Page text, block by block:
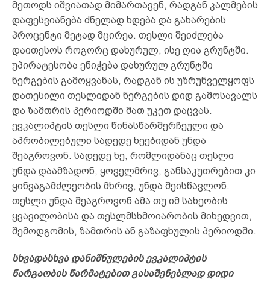
მეთოდს იშვიათად მიმართავენ, რადგან კალმების
დაფესვიანება ძნელად ხდება და გახარების
პროცენტი მეტად მცირეა. თესლი შეიძლება
დაითესოს როგორც დახურულ, ისე ღია გრუნტში.
უპირატესობა ენიჭება დახურულ გრუნტში
ნერგების გამოყვანას, რადგან ის უზრუნველყოფს
დათესილი თესლიდან ნერგების დიდ გამოსავალს
და ზამთრის პერიოდში მათ უკეთ დაცვას.
ევკალიპტის თესლი წინასწარშერჩეული და
აპრობილებული სადედე ხეებიდან უნდა
შეაგროვონ. სადედე ხე, რომლიდანაც თესლი
უნდა დაამზადონ, ყოველმრივ, განსაკუთრებით კი
ყინვაგამძლეობის მხრივ, უნდა შეისწავლონ.
თესლი უნდა შეაგროვონ ამა თუ იმ სახეობის
ყვავილობისა და თესლმსხმოიარობის მიხედვით,
შემოდგომის, ზამთრის ან გაზაფხულის პერიოდში.
სხვადასხვა დანიშნულების ევკალიპტის
ნარგაობის წარმატებით გასაშენებლად დიდი